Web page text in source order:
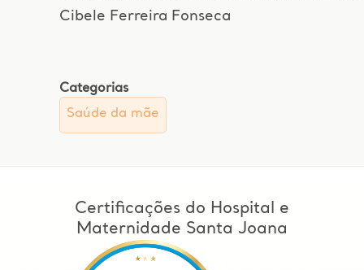
Cibele Ferreira Fonseca
Categorias
Saúde da mãe
Certificações do Hospital e
Maternidade Santa Joana